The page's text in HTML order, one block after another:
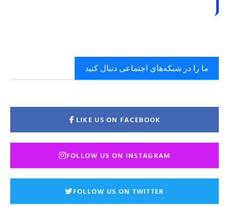
ما را در شبکه‌های اجتماعی دنبال کنید
LIKE US ON FACEBOOK
FOLLOW US ON INSTAGRAM
FOLLOW US ON TWITTER